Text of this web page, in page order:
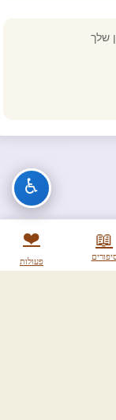
📖
❤️
פעולות
שלך
♿